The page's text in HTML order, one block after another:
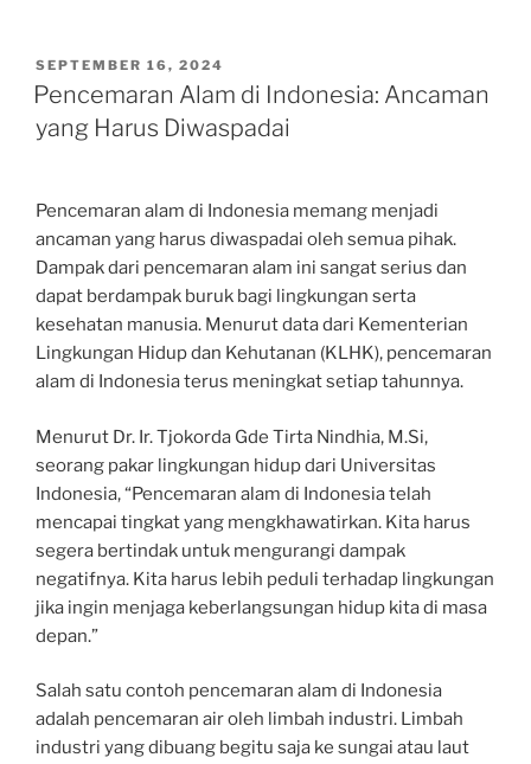
POSTED
ON
SEPTEMBER 16, 2024
Pencemaran Alam di Indonesia: Ancaman
yang Harus Diwaspadai
Pencemaran alam di Indonesia memang menjadi
ancaman yang harus diwaspadai oleh semua pihak.
Dampak dari pencemaran alam ini sangat serius dan
dapat berdampak buruk bagi lingkungan serta
kesehatan manusia. Menurut data dari Kementerian
Lingkungan Hidup dan Kehutanan (KLHK), pencemaran
alam di Indonesia terus meningkat setiap tahunnya.
Menurut Dr. Ir. Tjokorda Gde Tirta Nindhia, M.Si,
seorang pakar lingkungan hidup dari Universitas
Indonesia, “Pencemaran alam di Indonesia telah
mencapai tingkat yang mengkhawatirkan. Kita harus
segera bertindak untuk mengurangi dampak
negatifnya. Kita harus lebih peduli terhadap lingkungan
jika ingin menjaga keberlangsungan hidup kita di masa
depan.”
Salah satu contoh pencemaran alam di Indonesia
adalah pencemaran air oleh limbah industri. Limbah
industri yang dibuang begitu saja ke sungai atau laut